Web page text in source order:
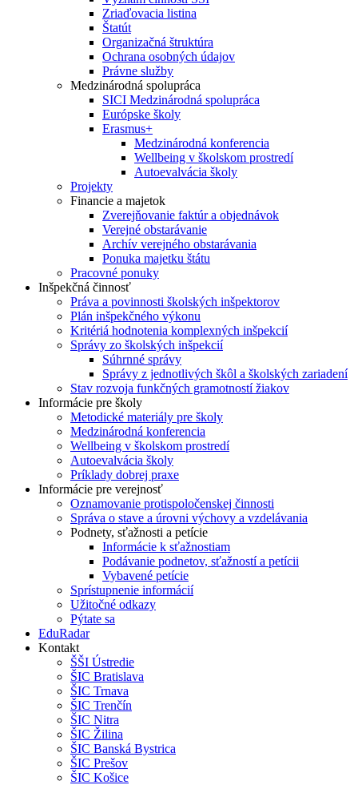
Zriaďovacia listina
Štatút
Organizačná štruktúra
Ochrana osobných údajov
Právne služby
Medzinárodná spolupráca
SICI Medzinárodná spolupráca
Európske školy
Erasmus+
Medzinárodná konferencia
Wellbeing v školskom prostredí
Autoevalvácia školy
Projekty
Financie a majetok
Zverejňovanie faktúr a objednávok
Verejné obstarávanie
Archív verejného obstarávania
Ponuka majetku štátu
Pracovné ponuky
Inšpekčná činnosť
Práva a povinnosti školských inšpektorov
Plán inšpekčného výkonu
Kritériá hodnotenia komplexných inšpekcií
Správy zo školských inšpekcií
Súhrnné správy
Správy z jednotlivých škôl a školských zariadení
Stav rozvoja funkčných gramotností žiakov
Informácie pre školy
Metodické materiály pre školy
Medzinárodná konferencia
Wellbeing v školskom prostredí
Autoevalvácia školy
Príklady dobrej praxe
Informácie pre verejnosť
Oznamovanie protispoločenskej činnosti
Správa o stave a úrovni výchovy a vzdelávania
Podnety, sťažnosti a petície
Informácie k sťažnostiam
Podávanie podnetov, sťažností a petícii
Vybavené petície
Sprístupnenie informácií
Užitočné odkazy
Pýtate sa
EduRadar
Kontakt
ŠŠI Ústredie
ŠIC Bratislava
ŠIC Trnava
ŠIC Trenčín
ŠIC Nitra
ŠIC Žilina
ŠIC Banská Bystrica
ŠIC Prešov
ŠIC Košice